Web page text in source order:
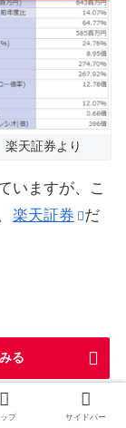
天証券より
いますが、こ
楽天証券
だ
る
解説してくれ
ップ サイドバー